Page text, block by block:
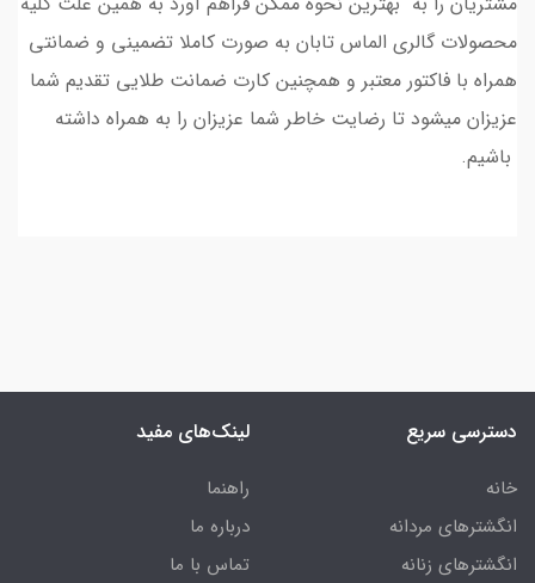
محصولات گالری الماس تابان به صورت کاملا تضمینی و ضمانتی
همراه با فاکتور معتبر و همچنین کارت ضمانت طلایی تقدیم شما
عزیزان میشود تا رضایت خاطر شما عزیزان را به همراه داشته
باشیم.
دسترسی سریع
خانه
انگشترهای مردانه
انگشترهای زنانه
لینک‌های مفید
راهنما
درباره ما
تماس با ما